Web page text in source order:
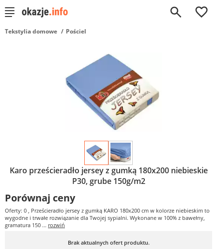
0
Tekstylia domowe Pościel
Karo prześcieradło jersey z gumką 180x200 niebieskie
P30, grube 150g/m2
Porównaj ceny
Oferty: 0 , Prześcieradło jersey z gumką KARO 180x200 cm w kolorze niebieskim to
wygodne i trwałe rozwiązanie dla Twojej sypialni. Wykonane w 100% z bawełny,
gramatura 150 ... rozwiń
Brak aktualnych ofert produktu.